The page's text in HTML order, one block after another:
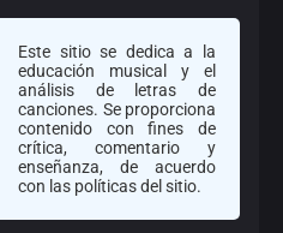
Este sitio se dedica a la
educación musical y el
análisis de letras de
canciones. Se proporciona
contenido con fines de
crítica, comentario y
enseñanza, de acuerdo
con las políticas del sitio.